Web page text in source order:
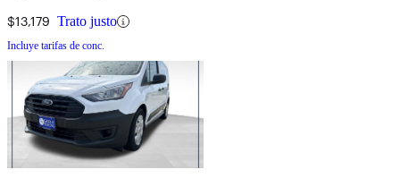
$13,179 Trato justo
Incluye tarifas de conc.